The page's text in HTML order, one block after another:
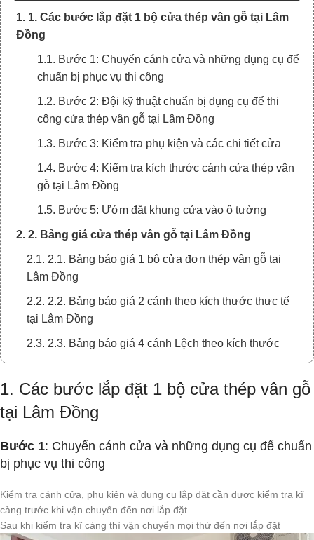
1. 1. Các bước lắp đặt 1 bộ cửa thép vân gỗ tại Lâm
Đồng
1.1. Bước 1: Chuyển cánh cửa và những dụng cụ để
chuẩn bị phục vụ thi công
1.2. Bước 2: Đội kỹ thuật chuẩn bị dụng cụ để thi
công cửa thép vân gỗ tại Lâm Đồng
1.3. Bước 3: Kiểm tra phụ kiện và các chi tiết cửa
1.4. Bước 4: Kiểm tra kích thước cánh cửa thép vân
gỗ tại Lâm Đồng
1.5. Bước 5: Ướm đặt khung cửa vào ô tường
2. 2. Bảng giá cửa thép vân gỗ tại Lâm Đồng
2.1. 2.1. Bảng báo giá 1 bộ cửa đơn thép vân gỗ tại
Lâm Đồng
2.2. 2.2. Bảng báo giá 2 cánh theo kích thước thực tế
tại Lâm Đồng
2.3. 2.3. Bảng báo giá 4 cánh Lệch theo kích thước
thực tế
3. 4. Ưu điểm cửa thép vân gỗ tại Lâm Đồng
4. Thông tin liên hệ tư vấn 24/7 và đặt hàng
KHÁC TẠI KINGDOOR:
1. Các bước lắp đặt 1 bộ cửa thép vân gỗ
tại Lâm Đồng
Bước 1: Chuyển cánh cửa và những dụng cụ để chuẩn
bị phục vụ thi công
Kiểm tra cánh cửa, phụ kiện và dụng cụ lắp đặt cần được kiểm tra kĩ
càng trước khi vận chuyển đến nơi lắp đặt
Sau khi kiểm tra kĩ càng thì vận chuyển mọi thứ đến nơi lắp đặt